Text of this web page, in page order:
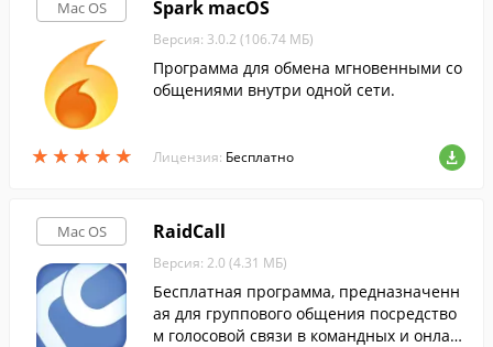
Mac OS
★ ★ ★ ★ ★
★ ★ ★ ★ ★
Spark macOS
Версия: 3.0.2 (106.74 МБ)
Программа для обмена мгновенными со
общениями внутри одной сети.
Лицензия: Бесплатно
Mac OS RaidCall
Версия: 2.0 (4.31 МБ)
Бесплатная программа, предназначенн
ая для группового общения посредство
м голосовой связи в командных и онлай